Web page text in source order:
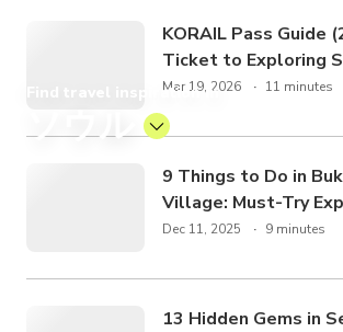
Find travel inspiration in
ソウル
KORAIL Pass Guide
Ticket to Exploring
Rail
Mar 19, 2026 11 minutes
9 Things to Do in
Village: Must-Try
this Historic Hood
Dec 11, 2025 9 minutes
13 Hidden Gems in